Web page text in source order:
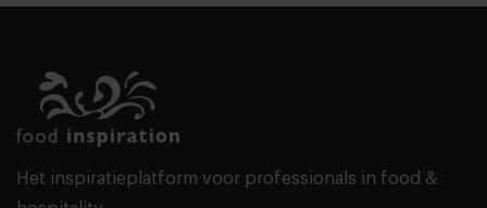
Het inspiratieplatform voor professionals in food &